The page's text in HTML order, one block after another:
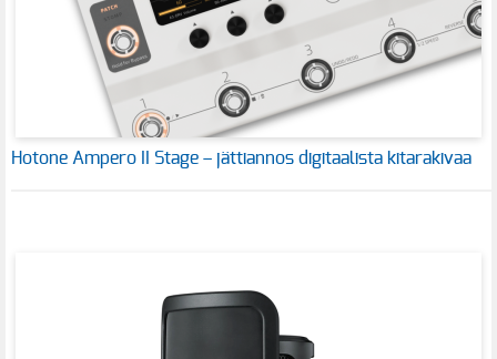
Hotone Ampero II Stage – jättiannos digitaalista kitarakivaa